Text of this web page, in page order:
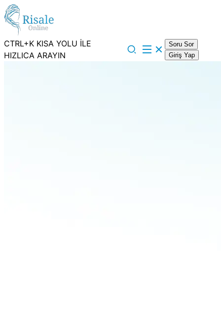
CTRL+K KISA YOLU İLE
HIZLICA ARAYIN
Soru Sor
Giriş Yap